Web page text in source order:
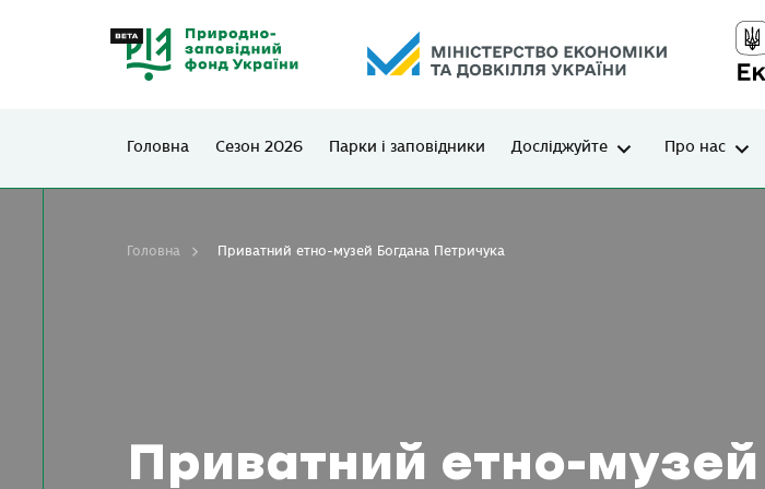
Головна Сезон 2026 Парки і заповідники Досліджуйте Про нас
Приватний етно-музей
Головна Приватний етно-музей Богдана Петричука